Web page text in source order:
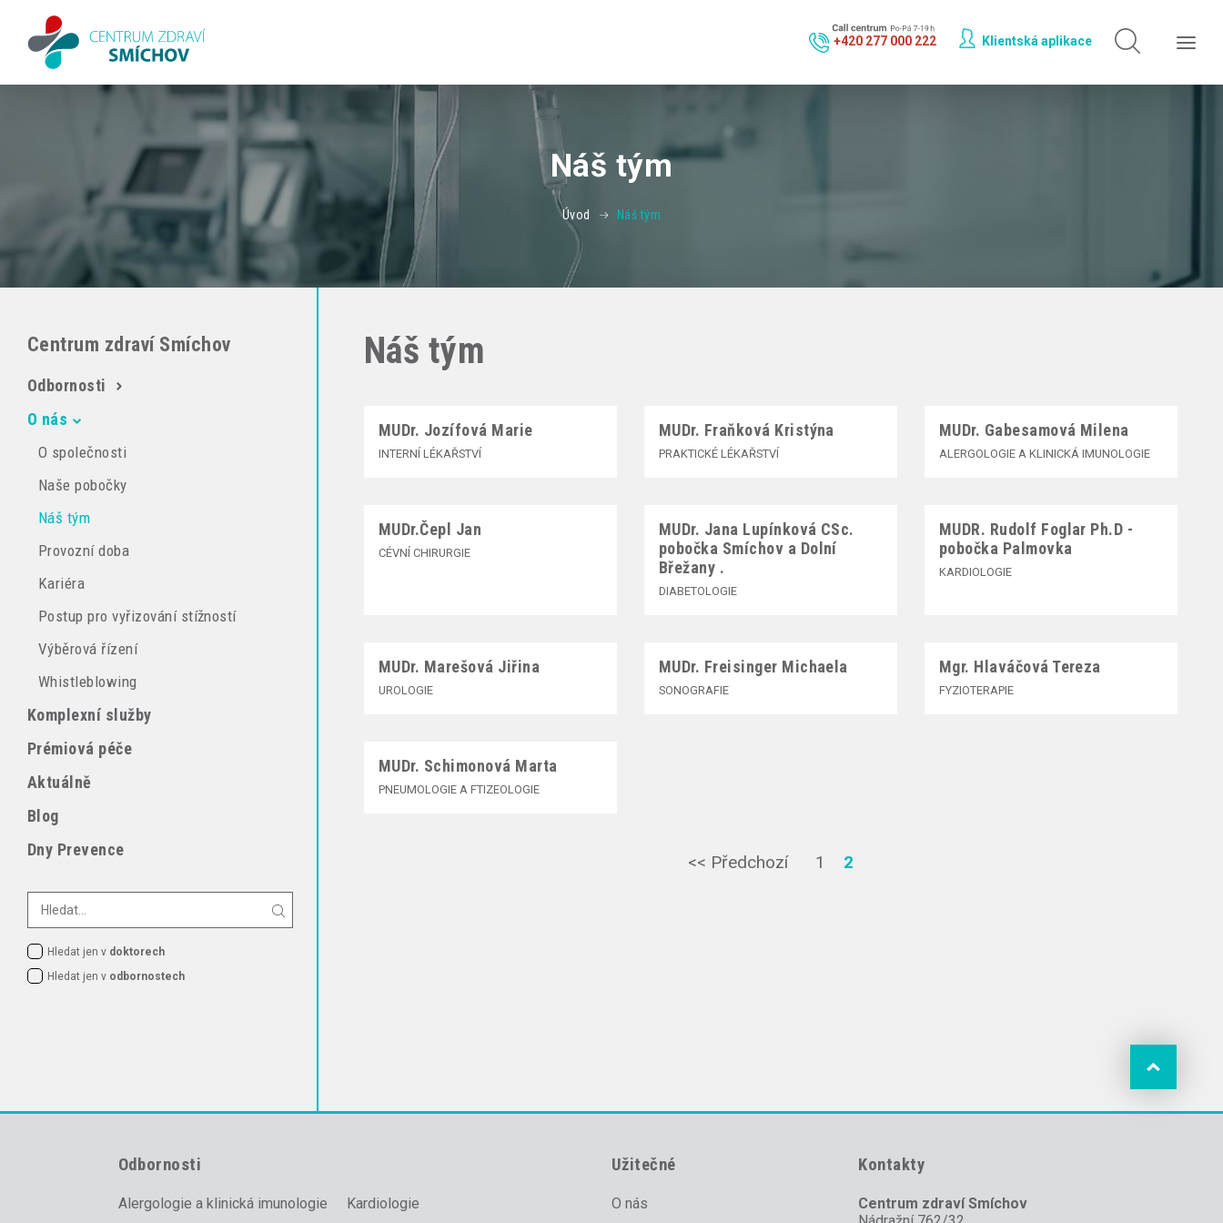
+420 277 000 222 Klientská aplikace
Hledat jen v
Hledat jen vodbornostech
Náš tým
Úvod Náš tým
Centrum zdraví Smíchov
Odbornosti
O nás
O společnosti
Naše pobočky
Náš tým
Provozní doba
Kariéra
Postup pro vyřizování stížností
Výběrová řízení
Whistleblowing
Komplexní služby
Prémiová péče
Aktuálně
Blog
Dny Prevence
Hledat jen v doktorech
Hledat jen v odbornostech
Náš tým
MUDr. Jozífová Marie
INTERNÍ LÉKAŘSTVÍ
MUDr. Fraňková Kristýna
PRAKTICKÉ LÉKAŘSTVÍ
MUDr. Gabesamová Milena
ALERGOLOGIE A KLINICKÁ IMUNOLOGIE
MUDr.Čepl Jan
CÉVNÍ CHIRURGIE
MUDr. Jana Lupínková CSc.
pobočka Smíchov a Dolní
Břežany .
DIABETOLOGIE
MUDR. Rudolf Foglar Ph.D -
pobočka Palmovka
KARDIOLOGIE
MUDr. Marešová Jiřina
UROLOGIE
MUDr. Freisinger Michaela
SONOGRAFIE
Mgr. Hlaváčová Tereza
FYZIOTERAPIE
MUDr. Schimonová Marta
PNEUMOLOGIE A FTIZEOLOGIE
<< Předchozí 1 2
Odbornosti
Alergologie a klinická imunologie
Kardiologie
Užitečné
O nás
Kontakty
Centrum zdraví Smíchov